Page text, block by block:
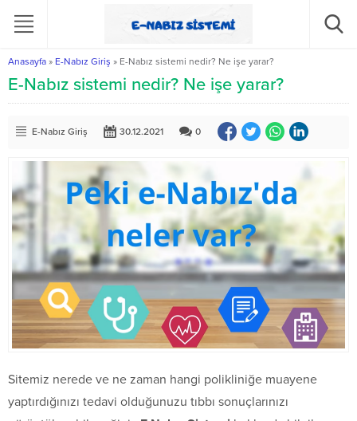
Anasayfa » E-Nabız Giriş » E-Nabız sistemi nedir? Ne işe yarar?
E-Nabız sistemi nedir? Ne işe yarar?
E-Nabız Giriş 30.12.2021 0
Sitemiz nerede ve ne zaman hangi polikliniğe muayene
yaptırdığınızı tedavi olduğunuzu tıbbı sonuçlarınızı